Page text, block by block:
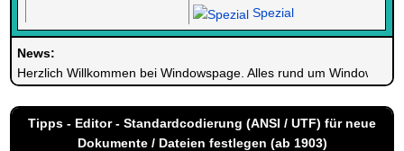
Spezial
News:
Herzlich Willkommen bei Windowspage. Alles rund um Windows.
Tipps - Editor - Standardcodierung (ANSI / UTF) für neue
Dokumente / Dateien festlegen (ab 1903)